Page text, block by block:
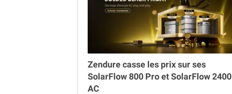
Zendure casse les prix sur ses
SolarFlow 800 Pro et SolarFlow 2400
AC